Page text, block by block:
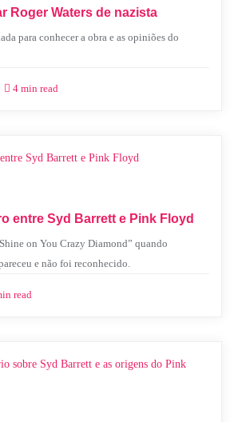
Roger Waters de nazista
para conhecer a obra e as opiniões do
4 min read
entre Syd Barrett e Pink Floyd
on You Crazy Diamond” quando
e não foi reconhecido.
read